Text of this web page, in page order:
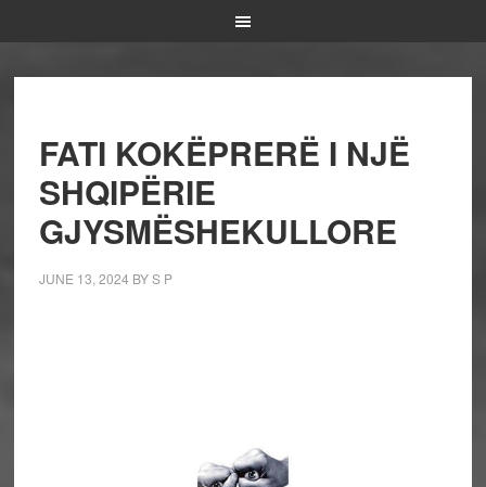
FATI KOKËPRERË I NJË
SHQIPËRIE
GJYSMËSHEKULLORE
JUNE 13, 2024 BYS P